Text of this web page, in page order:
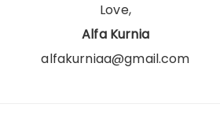
Love,
Alfa Kurnia
alfakurniaa@gmail.com